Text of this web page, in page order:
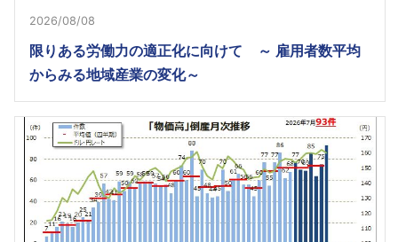
2026/08/08
限りある労働力の適正化に向けて ～ 雇用者数平均
からみる地域産業の変化～